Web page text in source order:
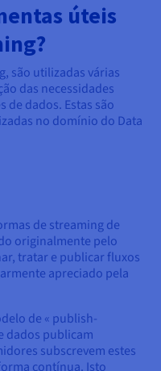
úteis
são utilizadas várias
das necessidades
de dados. Estas são
no domínio do Data
de streaming de
originalmente pelo
tratar e publicar fluxos
apreciado pela
de « publish-
dados publicam
subscrevem estes
contínua. Isto